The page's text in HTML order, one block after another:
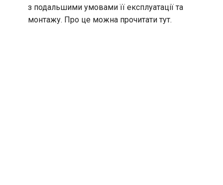
з подальшими умовами її експлуатації та
монтажу. Про це можна прочитати тут.